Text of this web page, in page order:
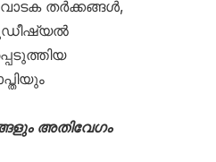
തർക്കങ്ങൾ,
അതിവേഗം